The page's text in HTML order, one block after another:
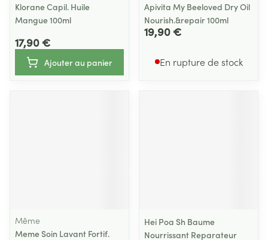
Klorane Capil. Huile
Mangue 100ml
17,90 €
Ajouter au panier
Apivita My Beeloved Dry Oil
Nourish.&repair 100ml
19,90 €
En rupture de stock
Même
Meme Soin Lavant Fortif.
Hei Poa Sh Baume
Nourrissant Reparateur